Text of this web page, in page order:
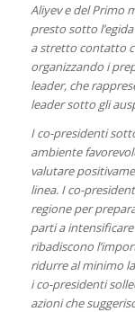
Aliyev e del Primo
presto sotto
a stretto contatto
organizzando i
leader, che
leader sotto gli
I co-presidenti
ambiente
valutare
linea. I co-
regione per
parti a
ribadiscono
ridurre al minimo
i co-presidenti
azioni che